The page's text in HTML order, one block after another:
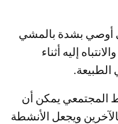
أوصي بشدة بالمشي
إليه أثناء
المجتمعي يمكن أن
ويجعل الأنشطة